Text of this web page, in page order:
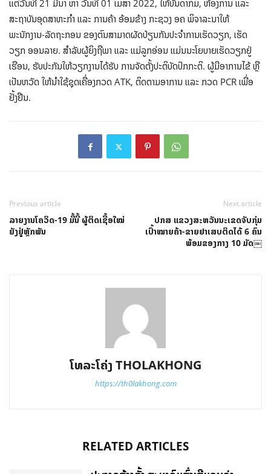
ແຕ່ວັນທີ 21 ມີນາ ຫາ ວັນທີ 01 ເມສາ 2022, ໃຫ້ບັນດາກົມ, ຫ້ອງການ ແລະ
ສະຖາບັນອຸດສາຫະກໍາ ແລະ ການຄ້າ ອ້ອມຂ້າງ ກະຊວງ ອຄ ພິຈາລະນາໃຫ້
ພະນັກງານ-ລັດຖະກອນ ຂອງຕົນສາມາດຜັດປ່ຽນກັນປະຈໍາການເຮັດວຽກ, ເຮັດ
ວຽກ ອອນລາຍ. ສໍາລັບຜູ້ຍິງຖືພາ ແລະ ແມ່ລູກອ່ອນ ແມ່ນນະໂຍບາຍເຮັດວຽກຢູ່
ເຮືອນ, ຮັບປະກັນໃຫ້ວຽກງານໄດ້ຮັບ ການຈັດຕັ້ງປະຕິບັດປົກກະຕິ. ຜູ້ມີອາການໄຂ້ ຫຼື
ເປັນຫວັດ ໃຫ້ນໍາໃຊ້ຊຸດເຄື່ອງກວດ ATK, ຕິດຕາມອາການ ແລະ ກວດ PCR ເພື່ອ
ຢັ້ງຢືນ.
Previous article
ລາຍງານໂຄວິດ-19 ມື້ນີ້ ຜູ້ຕິດເຊື້ອໃໝ່
ຍັງຢູ່ຫຼັກພັນ
Next article
ປກສ ແຂວງສະຫວັນນະເຂດຈັບກຸ່ມ
ເປົ້າໝາຍຄ້າ-ຂາຍຢາເສບຕິດໄດ້ 6 ຄົນ
ພ້ອມຂອງກາງ 10 ມັດ￼
ໂທລະໂຄ່ງ THOLAKHONG
https://th0lakhong.com
RELATED ARTICLES